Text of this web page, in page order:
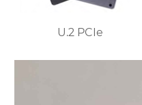
U.2 PCIe